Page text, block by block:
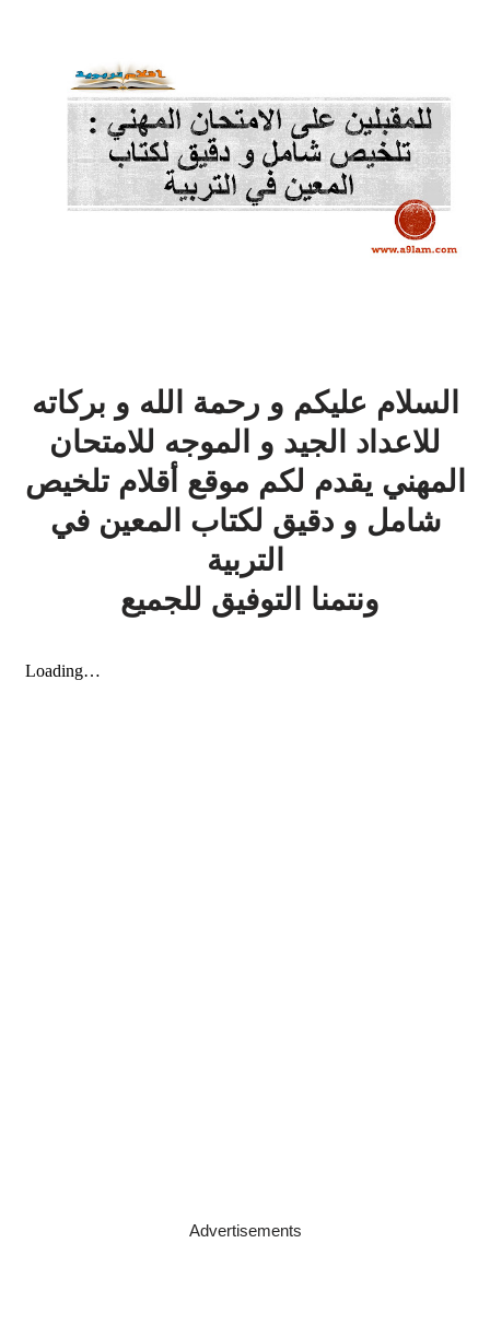
السلام عليكم و رحمة الله و بركاته
للاعداد الجيد و الموجه للامتحان
المهني يقدم لكم موقع أقلام تلخيص
شامل و دقيق لكتاب المعين في
التربية
ونتمنا التوفيق للجميع
Advertisements